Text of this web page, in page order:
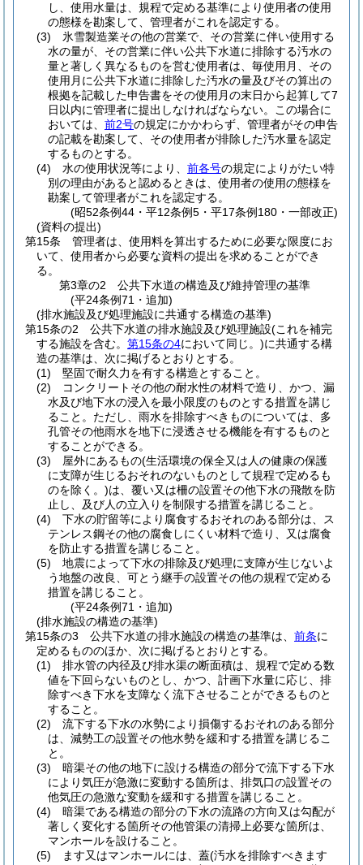
し、使用水量は、規程で定める基準により使用者の使用
の態様を勘案して、管理者がこれを認定する。
(3)
氷雪製造業その他の営業で、その営業に伴い使用する
水の量が、その営業に伴い公共下水道に排除する汚水の
量と著しく異なるものを営む使用者は、毎使用月、その
使用月に公共下水道に排除した汚水の量及びその算出の
根拠を記載した申告書をその使用月の末日から起算して7
日以内に管理者に提出しなければならない。
この場合に
おいては、 前2号の規定にかかわらず、管理者がその申告
の記載を勘案して、その使用者が排除した汚水量を認定
するものとする。
(4)
水の使用状況等により、 前各号の規定によりがたい特
別の理由があると認めるときは、使用者の使用の態様を
勘案して管理者がこれを認定する。
(昭52条例44・平12条例5・平17条例180・一部改正)
(資料の提出)
第15条
管理者は、使用料を算出するために必要な限度にお
いて、使用者から必要な資料の提出を求めることができ
る。
第3章の2
公共下水道の構造及び維持管理の基準
(平24条例71・追加)
(排水施設及び処理施設に共通する構造の基準)
第15条の2
公共下水道の排水施設及び処理施設(これを補完
する施設を含む。 第15条の4において同じ。)に共通する構
造の基準は、次に掲げるとおりとする。
(1)
堅固で耐久力を有する構造とすること。
(2)
コンクリートその他の耐水性の材料で造り、かつ、漏
水及び地下水の浸入を最小限度のものとする措置を講じ
ること。 ただし、雨水を排除すべきものについては、多
孔管その他雨水を地下に浸透させる機能を有するものと
することができる。
(3)
屋外にあるもの(生活環境の保全又は人の健康の保護
に支障が生じるおそれのないものとして規程で定めるも
のを除く。)は、覆い又は柵の設置その他下水の飛散を防
止し、及び人の立入りを制限する措置を講じること。
(4)
下水の貯留等により腐食するおそれのある部分は、ス
テンレス鋼その他の腐食しにくい材料で造り、又は腐食
を防止する措置を講じること。
(5)
地震によって下水の排除及び処理に支障が生じないよ
う地盤の改良、可とう継手の設置その他の規程で定める
措置を講じること。
(平24条例71・追加)
(排水施設の構造の基準)
第15条の3
公共下水道の排水施設の構造の基準は、 前条に
定めるもののほか、次に掲げるとおりとする。
(1)
排水管の内径及び排水渠の断面積は、規程で定める数
値を下回らないものとし、かつ、計画下水量に応じ、排
除すべき下水を支障なく流下させることができるものと
すること。
(2)
流下する下水の水勢により損傷するおそれのある部分
は、減勢工の設置その他水勢を緩和する措置を講じるこ
と。
(3)
暗渠その他の地下に設ける構造の部分で流下する下水
により気圧が急激に変動する箇所は、排気口の設置その
他気圧の急激な変動を緩和する措置を講じること。
(4)
暗渠である構造の部分の下水の流路の方向又は勾配が
著しく変化する箇所その他管渠の清掃上必要な箇所は、
マンホールを設けること。
(5)
ます又はマンホールには、蓋(汚水を排除すべきます